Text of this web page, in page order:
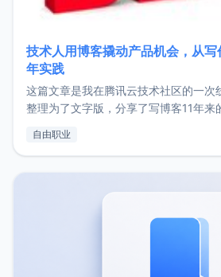
技术人用博客撬动产品机会，从写
年实践
这篇文章是我在腾讯云技术社区的一次
整理为了文字版，分享了写博客11年来
了我的首个产品ImgURL的真实数据和
自由职业